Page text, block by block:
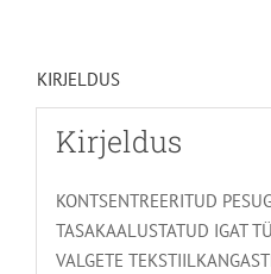
KIRJELDUS
Kirjeldus
KONTSENTREERITUD
TASAKAALUSTATUD IGAT
VALGETE